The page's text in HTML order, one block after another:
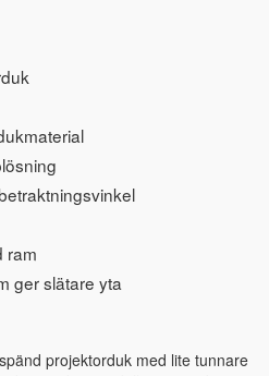
ram
ger slätare yta
projektorduk med lite tunnare